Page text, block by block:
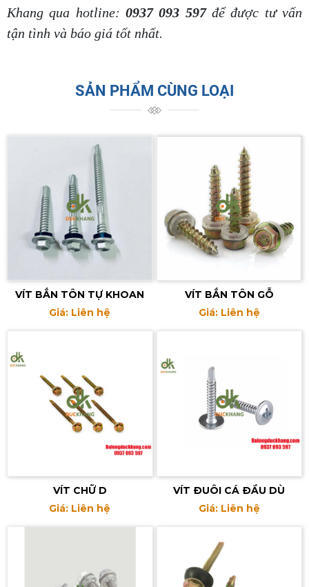
Khang qua hotline: 0937 093 597để được tư vấn
tận tình và báo giá tốt nhất.
SẢN PHẨM CÙNG LOẠI
VÍT BẮN TÔN TỰ KHOAN
Giá: Liên hệ
VÍT BẮN TÔN GỖ
Giá: Liên hệ
VÍT CHỮ D
Giá: Liên hệ
VÍT ĐUÔI CÁ ĐẦU DÙ
Giá: Liên hệ